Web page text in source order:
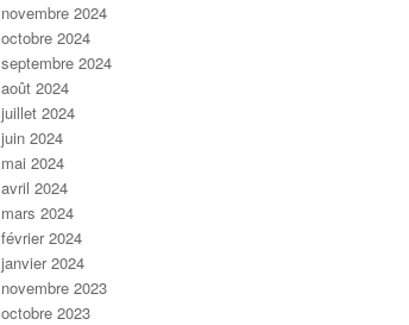
novembre 2024
octobre 2024
septembre 2024
août 2024
juillet 2024
juin 2024
mai 2024
avril 2024
mars 2024
février 2024
janvier 2024
novembre 2023
octobre 2023